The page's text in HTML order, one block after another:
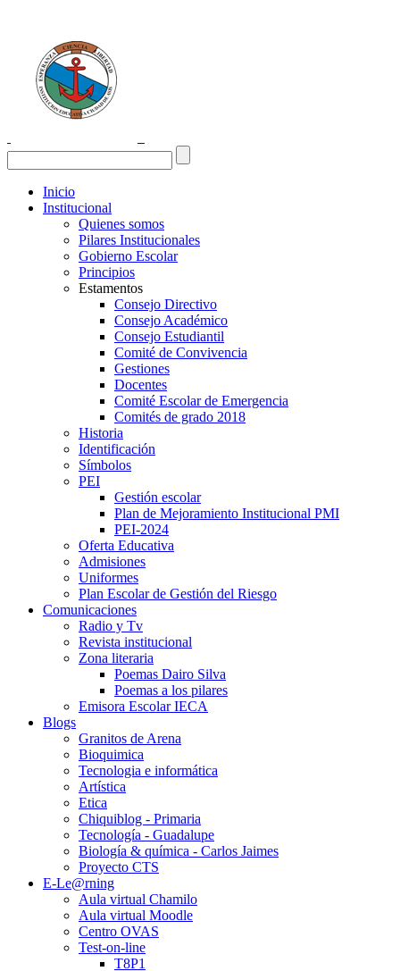
Inicio
Institucional
Quienes somos
Pilares Institucionales
Gobierno Escolar
Principios
Estamentos
Consejo Directivo
Consejo Académico
Consejo Estudiantil
Comité de Convivencia
Gestiones
Docentes
Comité Escolar de Emergencia
Comités de grado 2018
Historia
Identificación
Símbolos
PEI
Gestión escolar
Plan de Mejoramiento Institucional PMI
PEI-2024
Oferta Educativa
Admisiones
Uniformes
Plan Escolar de Gestión del Riesgo
Comunicaciones
Radio y Tv
Revista institucional
Zona literaria
Poemas Dairo Silva
Poemas a los pilares
Emisora Escolar IECA
Blogs
Granitos de Arena
Bioquimica
Tecnologia e informática
Artística
Etica
Chiquiblog - Primaria
Tecnología - Guadalupe
Biología & química - Carlos Jaimes
Proyecto CTS
E-Le@rning
Aula virtual Chamilo
Aula virtual Moodle
Centro OVAS
Test-on-line
T8P1